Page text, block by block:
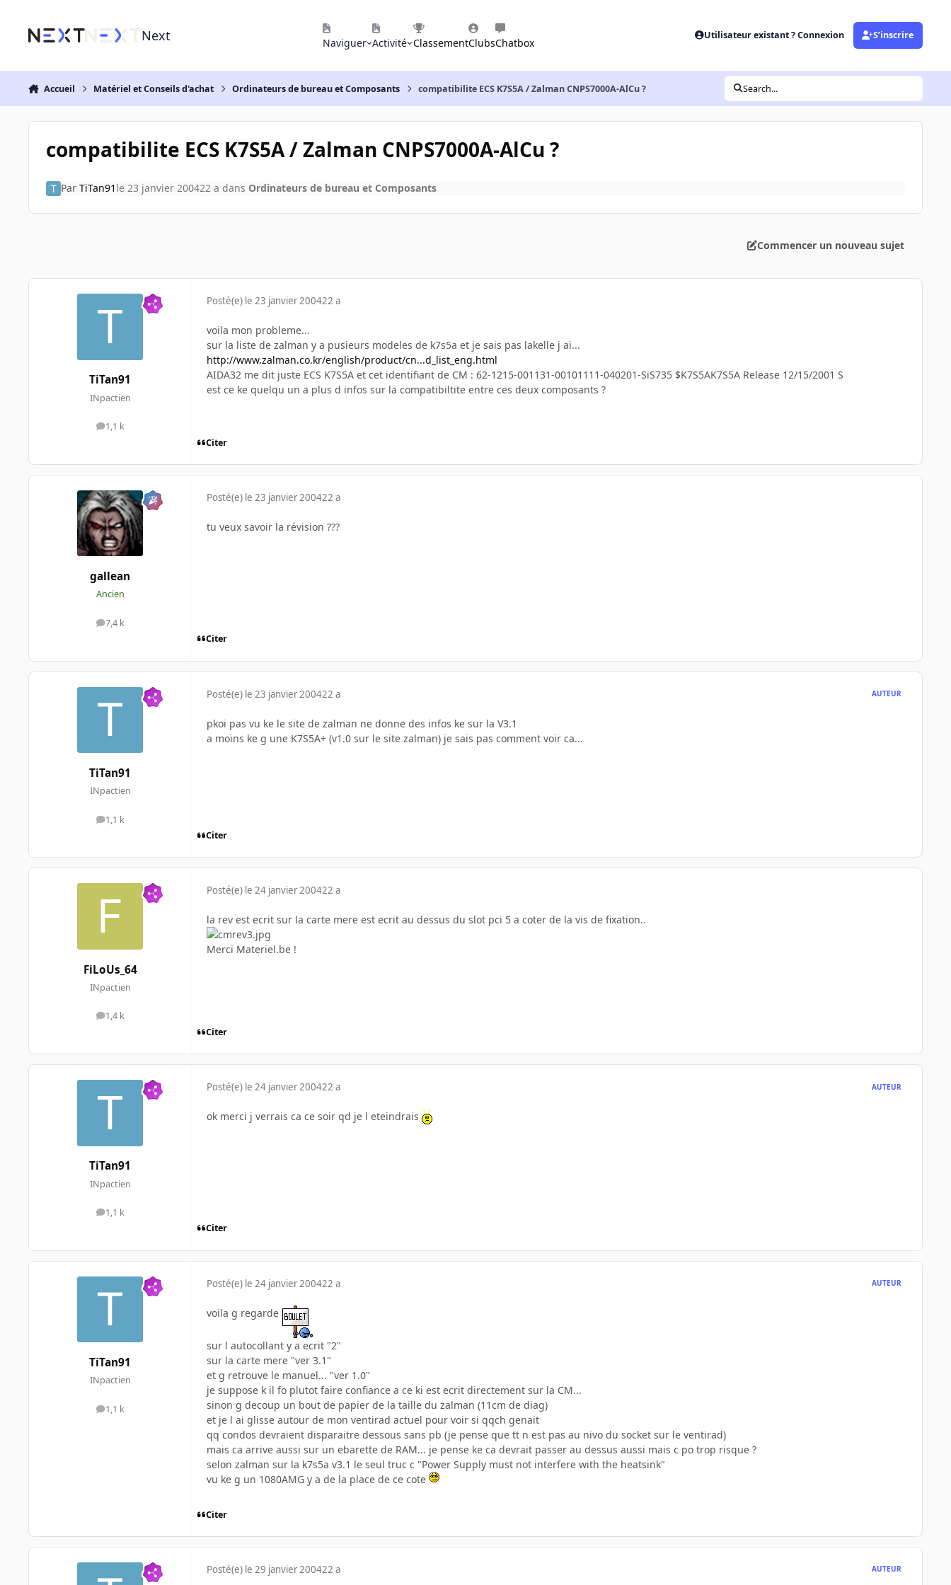
Next Naviguer Activité ClassementClubsChatbox
Utilisateur existant ? Connexion S’inscrire
Accueil Matériel et Conseils d'achat Ordinateurs de bureau et Composants compatibilite ECS K7S5A / Zalman CNPS7000A-AlCu ? Search...
compatibilite ECS K7S5A / Zalman CNPS7000A-AlCu ?
Par TiTan91 le 23 janvier 200422 a dans Ordinateurs de bureau et Composants
Commencer un nouveau sujet
TiTan91
INpactien
1,1 k
messages
Posté(e) le 23 janvier 200422 a
voila mon probleme...
sur la liste de zalman y a pusieurs modeles de k7s5a et je sais pas lakelle j ai...
http://www.zalman.co.kr/english/product/cn...d_list_eng.html
AIDA32 me dit juste ECS K7S5A et cet identifiant de CM : 62-1215-001131-00101111-040201-SiS735 $K7S5AK7S5A Release 12/15/2001 S
est ce ke quelqu un a plus d infos sur la compatibiltite entre ces deux composants ?
Citer
gallean
Ancien
7,4 k
messages
Posté(e) le 23 janvier 200422 a
tu veux savoir la révision ???
Citer
TiTan91
INpactien
1,1 k
messages
Posté(e) le 23 janvier 200422 a AUTEUR
pkoi pas vu ke le site de zalman ne donne des infos ke sur la V3.1
a moins ke g une K7S5A+ (v1.0 sur le site zalman) je sais pas comment voir ca...
Citer
FiLoUs_64
INpactien
1,4 k
messages
Posté(e) le 24 janvier 200422 a
la rev est ecrit sur la carte mere est ecrit au dessus du slot pci 5 a coter de la vis de fixation..
Merci Materiel.be !
Citer
TiTan91
INpactien
1,1 k
messages
Posté(e) le 24 janvier 200422 a AUTEUR
ok merci j verrais ca ce soir qd je l eteindrais
Citer
TiTan91
INpactien
1,1 k
messages
Posté(e) le 24 janvier 200422 a AUTEUR
voila g regarde
sur l autocollant y a ecrit "2"
sur la carte mere "ver 3.1"
et g retrouve le manuel... "ver 1.0"
je suppose k il fo plutot faire confiance a ce ki est ecrit directement sur la CM...
sinon g decoup un bout de papier de la taille du zalman (11cm de diag)
et je l ai glisse autour de mon ventirad actuel pour voir si qqch genait
qq condos devraient disparaitre dessous sans pb (je pense que tt n est pas au nivo du socket sur le ventirad)
mais ca arrive aussi sur un ebarette de RAM... je pense ke ca devrait passer au dessus aussi mais c po trop risque ?
selon zalman sur la k7s5a v3.1 le seul truc c "Power Supply must not interfere with the heatsink"
vu ke g un 1080AMG y a de la place de ce cote
Citer
Posté(e) le 29 janvier 200422 a AUTEUR